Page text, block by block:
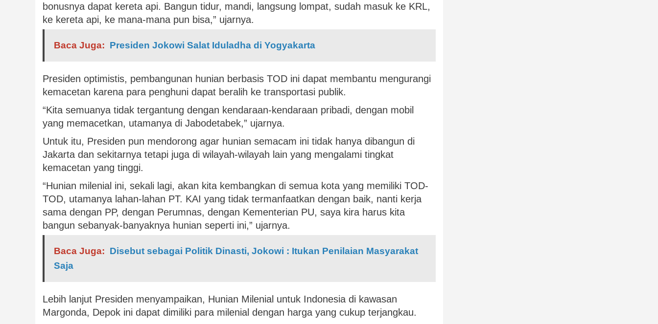
bonusnya dapat kereta api. Bangun tidur, mandi, langsung lompat, sudah masuk ke KRL,
ke kereta api, ke mana-mana pun bisa,” ujarnya.
Baca Juga: Presiden Jokowi Salat Iduladha di Yogyakarta
Presiden optimistis, pembangunan hunian berbasis TOD ini dapat membantu mengurangi
kemacetan karena para penghuni dapat beralih ke transportasi publik.
“Kita semuanya tidak tergantung dengan kendaraan-kendaraan pribadi, dengan mobil
yang memacetkan, utamanya di Jabodetabek,” ujarnya.
Untuk itu, Presiden pun mendorong agar hunian semacam ini tidak hanya dibangun di
Jakarta dan sekitarnya tetapi juga di wilayah-wilayah lain yang mengalami tingkat
kemacetan yang tinggi.
“Hunian milenial ini, sekali lagi, akan kita kembangkan di semua kota yang memiliki TOD-
TOD, utamanya lahan-lahan PT. KAI yang tidak termanfaatkan dengan baik, nanti kerja
sama dengan PP, dengan Perumnas, dengan Kementerian PU, saya kira harus kita
bangun sebanyak-banyaknya hunian seperti ini,” ujarnya.
Baca Juga: Disebut sebagai Politik Dinasti, Jokowi : Itukan Penilaian Masyarakat
Saja
Lebih lanjut Presiden menyampaikan, Hunian Milenial untuk Indonesia di kawasan
Margonda, Depok ini dapat dimiliki para milenial dengan harga yang cukup terjangkau.